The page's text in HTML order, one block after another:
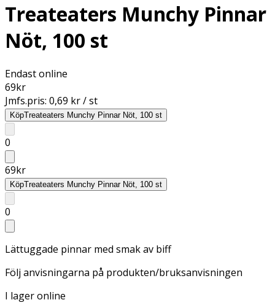
Treateaters Munchy Pinnar
Nöt, 100 st
Endast online
69kr
Jmfs.pris: 0,69 kr / st
KöpTreateaters Munchy Pinnar Nöt, 100 st
0
69kr
KöpTreateaters Munchy Pinnar Nöt, 100 st
0
Lättuggade pinnar med smak av biff
Följ anvisningarna på produkten/bruksanvisningen
I lager online